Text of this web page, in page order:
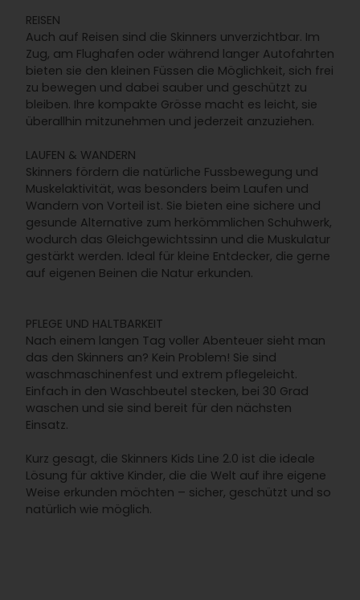
REISEN
Auch auf Reisen sind die Skinners unverzichtbar. Im
Zug, am Flughafen oder während langer Autofahrten
bieten sie den kleinen Füssen die Möglichkeit, sich frei
zu bewegen und dabei sauber und geschützt zu
bleiben. Ihre kompakte Grösse macht es leicht, sie
überallhin mitzunehmen und jederzeit anzuziehen.
LAUFEN & WANDERN
Skinners fördern die natürliche Fussbewegung und
Muskelaktivität, was besonders beim Laufen und
Wandern von Vorteil ist. Sie bieten eine sichere und
gesunde Alternative zum herkömmlichen Schuhwerk,
wodurch das Gleichgewichtssinn und die Muskulatur
gestärkt werden. Ideal für kleine Entdecker, die gerne
auf eigenen Beinen die Natur erkunden.
PFLEGE UND HALTBARKEIT
Nach einem langen Tag voller Abenteuer sieht man
das den Skinners an? Kein Problem! Sie sind
waschmaschinenfest und extrem pflegeleicht.
Einfach in den Waschbeutel stecken, bei 30 Grad
waschen und sie sind bereit für den nächsten
Einsatz.
Kurz gesagt, die Skinners Kids Line 2.0 ist die ideale
Lösung für aktive Kinder, die die Welt auf ihre eigene
Weise erkunden möchten – sicher, geschützt und so
natürlich wie möglich.